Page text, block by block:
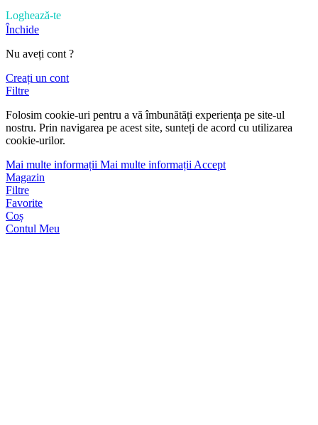
Loghează-te
Închide
Nu aveți cont ?
Creați un cont
Filtre
Folosim cookie-uri pentru a vă îmbunătăți experiența pe site-ul
nostru. Prin navigarea pe acest site, sunteți de acord cu utilizarea
cookie-urilor.
Mai multe informații Mai multe informații Accept
Magazin
Filtre
Favorite
Coș
Contul Meu